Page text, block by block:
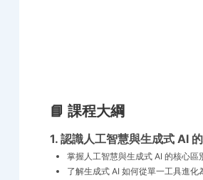
📘 課程大綱
1. 認識人工智慧與生成式 AI
掌握人工智慧與生成式 AI 的核心區
了解生成式 AI 如何從單一工具進